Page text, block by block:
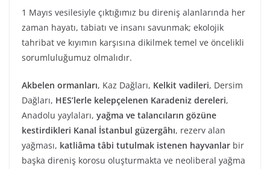
1 Mayıs vesilesiyle çıktığımız bu direniş alanlarında her
zaman hayatı, tabiatı ve insanı savunmak; ekolojik
tahribat ve kıyımın karşısına dikilmek temel ve öncelikli
sorumluluğumuz olmalıdır.
Akbelen ormanları, Kaz Dağları, Kelkit vadileri, Dersim
Dağları, HES’lerle kelepçelenen Karadeniz dereleri,
Anadolu yaylaları, yağma ve talancıların gözüne
kestirdikleri Kanal İstanbul güzergâhı, rezerv alan
yağması, katliâma tâbi tutulmak istenen hayvanlar bir
başka direniş korosu oluşturmakta ve neoliberal yağma